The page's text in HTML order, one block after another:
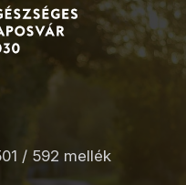
/ 592 mellék